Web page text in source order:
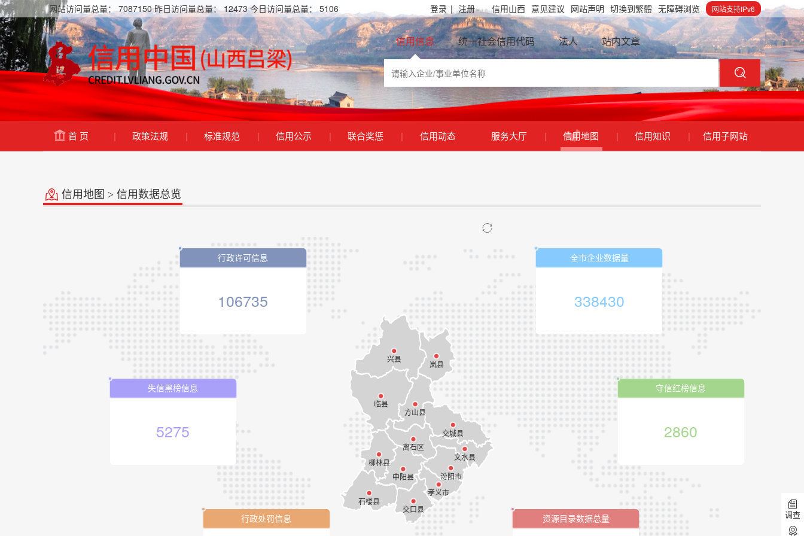
网站访问量总量： 7087150 昨日访问量总量： 12473 今日访问量总量： 5106 网站支持IPv6
无障碍浏览
切換到繁體
网站声明
意见建议
信用山西
登录 | 注册
信用信息 统一社会信用代码 法人 站内文章
首 页 | 政策法规 | 标准规范 | 信用公示 | 联合奖惩 | 信用动态 服务大厅 | 信用地图 | 信用知识 | 信用子网站
信用地图 > 信用数据总览
行政许可信息
106735
行政处罚信息
守信红榜信息
2860
失信黑榜信息
5275
全市企业数据量
338430
资源目录数据总量 调查